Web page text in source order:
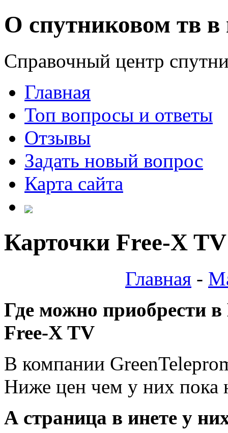
О спутниковом тв в
Справочный центр
Главная
Топ вопросы и ответы
Отзывы
Задать новый вопрос
Карта сайта
Карточки Free-X TV
Главная -
Где можно приобрести
Free-X TV
В компании
Ниже цен чем у них пока
А страница в инете у